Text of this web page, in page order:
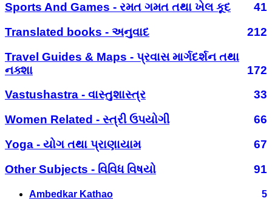
Sports And Games - રમત ગમત તથા ખેલ કૂદ
41
Translated books - અનુવાદ
212
Travel Guides & Maps - પ્રવાસ માર્ગદર્શન તથા
નક્શા
172
Vastushastra - વાસ્તુશાસ્ત્ર
33
Women Related - સ્ત્રી ઉપયોગી
66
Yoga - યોગ તથા પ્રાણાયામ
67
Other Subjects - વિવિધ વિષયો
91
Ambedkar Kathao 5